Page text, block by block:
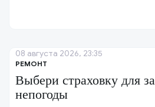
РЕМОНТ
Выбери страховку для
непогоды
08 августа 2026, 23:35